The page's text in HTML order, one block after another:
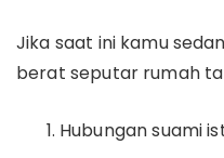
Jika saat ini kamu
berat seputar rumah
Hubungan suami